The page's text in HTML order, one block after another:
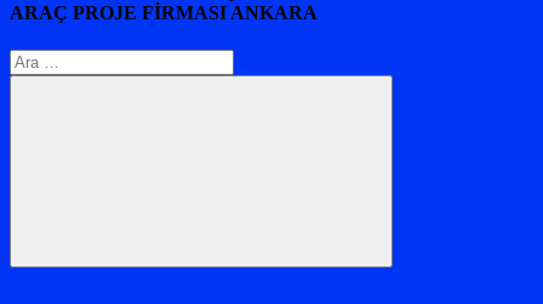
ARAÇ PROJE FİRMASI ANKARA
Arama:
Ara